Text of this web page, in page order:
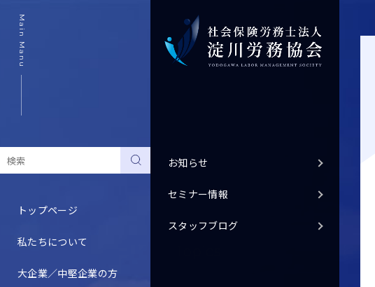
Main Manu
トップページ
私たちについて
大企業／中堅企業の方
お知らせ
セミナー情報
スタッフブログ